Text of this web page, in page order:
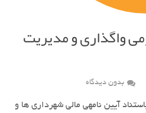
واگذاری و مدیریت
بدون دیدگاه
آیین نامه­ی مالی شهرداری ها و